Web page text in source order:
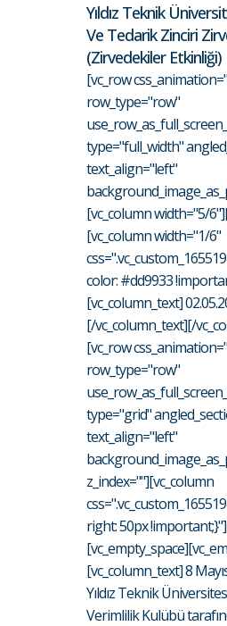
Yıldız Teknik
Ve Tedarik Zinciri
(Zirvedekiler Etkinliği)
[vc_row
row_type="row"
type="full_width"
text_align="left"
[vc_column width="5/
[vc_column width="1/6"
color: #dd9933
[vc_column_text]
[/vc_column_text][/
[vc_row
row_type="row"
type="grid"
text_align="left"
z_index=""][vc_column
right: 50px !important;}"]
[vc_column_text] 8
Yıldız Teknik
Verimlilik Kulübü